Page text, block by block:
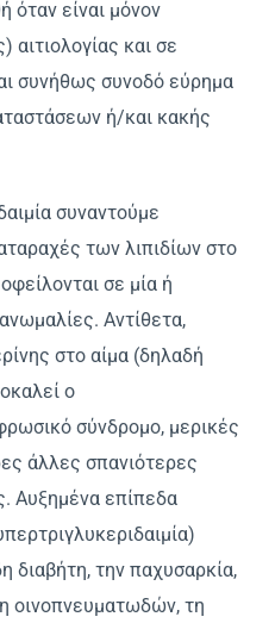
όταν είναι μόνον
αιτιολογίας και σε
συνήθως συνοδό εύρημα
ή/και κακής
συναντούμε
των λιπιδίων στο
σε μία ή
Aντίθετα,
στο αίμα (δηλαδή
ο
σύνδρομο, μερικές
άλλες σπανιότερες
Aυξημένα επίπεδα
διαβήτη, την παχυσαρκία,
οινοπνευματωδών, τη